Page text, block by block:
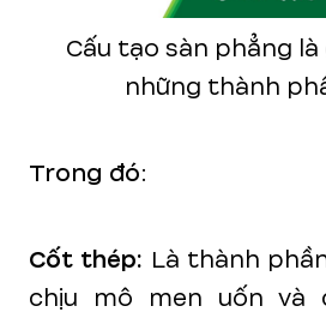
Cấu tạo sàn phẳng
những thành
Trong đó:
Cốt thép: Là thành
chịu mô men uốn và